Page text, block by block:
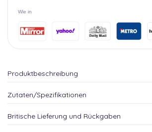
Wie in
Produktbeschreibung
Zutaten/Spezifikationen
Britische Lieferung und Rückgaben